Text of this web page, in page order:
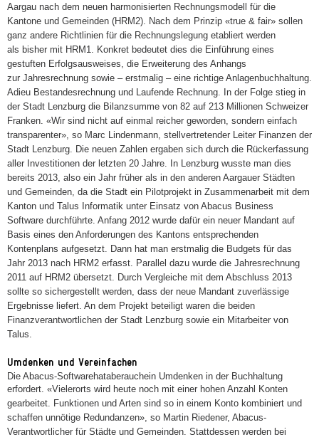
Aargau nach dem neuen harmonisierten Rechnungsmodell für die
Kantone und Gemeinden (HRM2). Nach dem Prinzip «true & fair» sollen
ganz andere Richtlinien für die Rechnungslegung etabliert werden
als bisher mit HRM1. Konkret bedeutet dies die Einführung eines
gestuften Erfolgsausweises, die Erweiterung des Anhangs
zur Jahresrechnung sowie – erstmalig – eine richtige Anlagenbuchhaltung.
Adieu Bestandesrechnung und Laufende Rechnung.
In der Folge stieg in
der Stadt Lenzburg die Bilanzsumme von 82 auf 213 Millionen Schweizer
Franken. «Wir sind nicht auf einmal reicher geworden, sondern einfach
transparenter», so Marc Lindenmann, stellvertretender Leiter Finanzen der
Stadt
Lenzburg. Die neuen Zahlen ergaben sich durch die Rückerfassung
aller Investitionen der letzten 20 Jahre. In Lenzburg wusste man dies
bereits 2013, also ein Jahr früher als in den anderen Aargauer Städten
und Gemeinden, da die Stadt ein Pilotprojekt in Zusammenarbeit mit dem
Kanton und Talus Informatik unter Einsatz von Abacus Business
Software durchführte. Anfang 2012 wurde dafür ein neuer Mandant auf
Basis eines den Anforderungen des Kantons entsprechenden
Kontenplans aufgesetzt. Dann hat man erstmalig die Budgets für das
Jahr 2013 nach HRM2 erfasst. Parallel dazu wurde die Jahresrechnung
2011 auf HRM2 übersetzt. Durch Vergleiche mit dem Abschluss 2013
sollte so sichergestellt werden, dass der neue Mandant zuverlässige
Ergebnisse liefert. An dem Projekt beteiligt waren die beiden
Finanzverantwortlichen der Stadt
Lenzburg sowie ein Mitarbeiter von
Talus.
Umdenken und Vereinfachen
Die Abacus-Softwarehataberauchein Umdenken in der Buchhaltung
erfordert. «Vielerorts wird heute noch mit einer hohen Anzahl Konten
gearbeitet. Funktionen und Arten sind so in einem Konto kombiniert und
schaffen unnötige Redundanzen», so Martin Riedener, Abacus-
Verantwortlicher für Städte und Gemeinden. Stattdessen werden bei